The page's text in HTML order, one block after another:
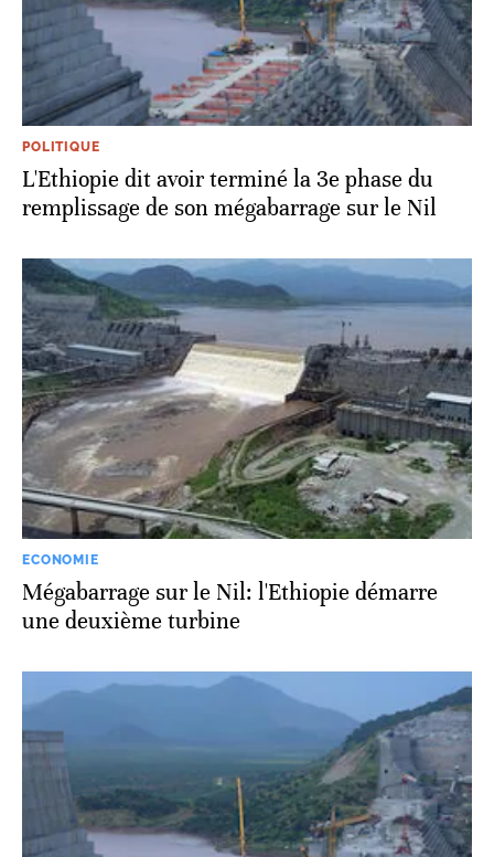
POLITIQUE
L'Ethiopie dit avoir terminé la 3e phase du
remplissage de son mégabarrage sur le Nil
ECONOMIE
Mégabarrage sur le Nil: l'Ethiopie démarre
une deuxième turbine